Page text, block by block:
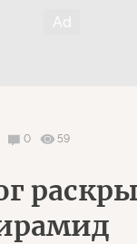
0 59